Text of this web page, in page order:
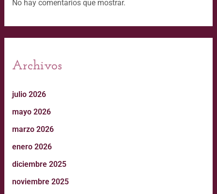
No hay comentarios que mostrar.
Archivos
julio 2026
mayo 2026
marzo 2026
enero 2026
diciembre 2025
noviembre 2025